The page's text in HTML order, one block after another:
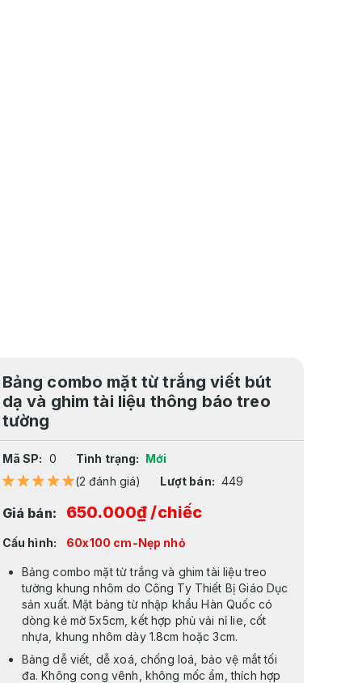
Bảng combo mặt từ trắng viết bút
dạ và ghim tài liệu thông báo treo
tường
Mã SP: 0 Tình trạng: Mới
(2 đánh giá)
Lượt bán: 449
Giá bán: 650.000₫ /chiếc
Cấu hình: 60x100 cm-Nẹp nhỏ
Bảng combo mặt từ trắng và ghim tài liệu treo
tường khung nhôm do Công Ty Thiết Bị Giáo Dục
sản xuất. Mặt bảng từ nhập khẩu Hàn Quốc có
dòng kẻ mờ 5x5cm, kết hợp phủ vải nỉ lie, cốt
nhựa, khung nhôm dày 1.8cm hoặc 3cm.
Bảng dễ viết, dễ xoá, chống loá, bảo vệ mắt tối
đa. Không cong vênh, không mốc ẩm, thích hợp